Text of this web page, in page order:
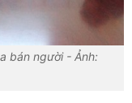
bán người - Ảnh: